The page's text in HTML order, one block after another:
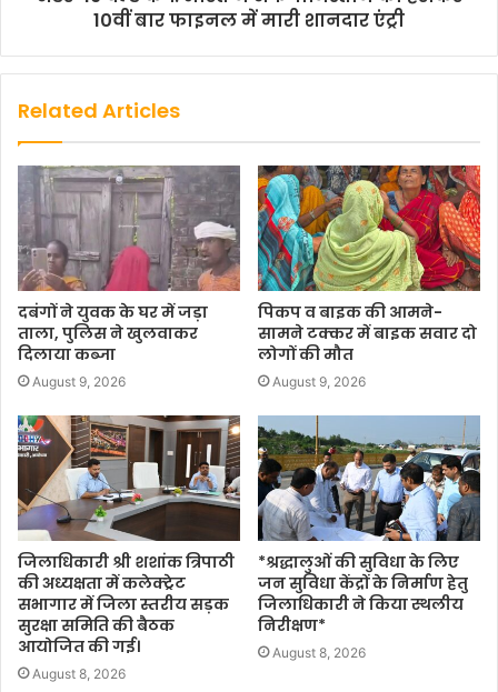
10वीं बार फाइनल में मारी शानदार एंट्री
Related Articles
दबंगों ने युवक के घर में जड़ा
ताला, पुलिस ने खुलवाकर
दिलाया कब्जा
August 9, 2026
पिकप व बाइक की आमने-
सामने टक्कर में बाइक सवार दो
लोगों की मौत
August 9, 2026
जिलाधिकारी श्री शशांक त्रिपाठी
की अध्यक्षता में कलेक्ट्रेट
सभागार में जिला स्तरीय सड़क
सुरक्षा समिति की बैठक
आयोजित की गई।
August 8, 2026
*श्रद्धालुओं की सुविधा के लिए
जन सुविधा केंद्रों के निर्माण हेतु
जिलाधिकारी ने किया स्थलीय
निरीक्षण*
August 8, 2026